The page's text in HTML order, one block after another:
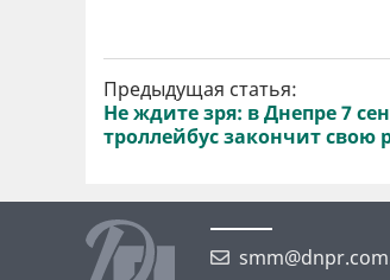
Предыдущая статья:
Не ждите зря: в Днепре 7
троллейбус закончит свою